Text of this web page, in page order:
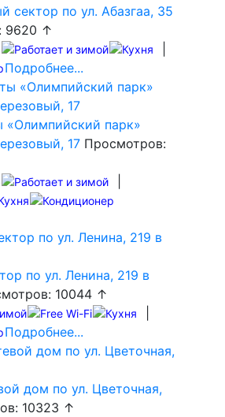
сектор по ул. Абазгаа, 35
9620 ↑
Подробнее...
«Олимпийский парк»
17 Просмотров:
по ул. Ленина, 219 в
10044 ↑
Подробнее...
дом по ул. Цветочная,
10323 ↑